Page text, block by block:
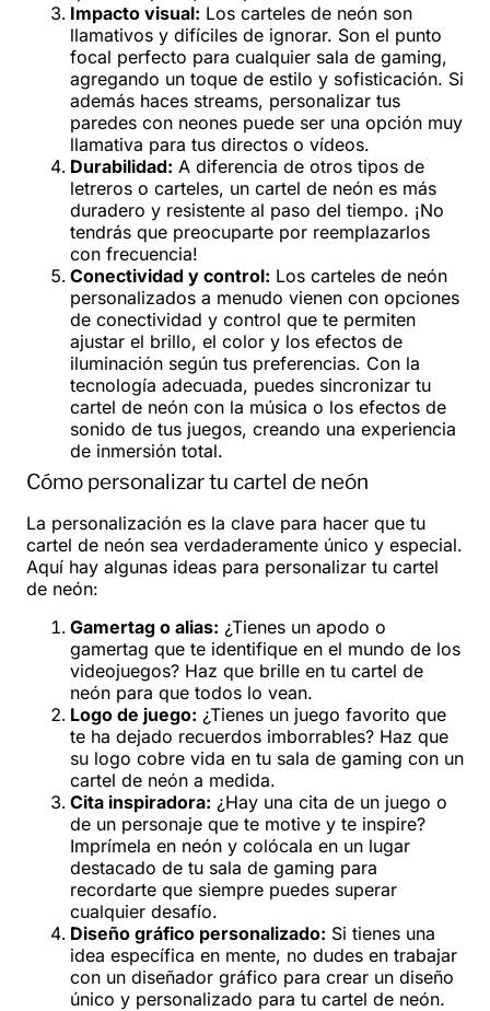
Impacto visual: Los carteles de neón son
llamativos y difíciles de ignorar. Son el punto
focal perfecto para cualquier sala de gaming,
agregando un toque de estilo y sofisticación. Si
además haces streams, personalizar tus
paredes con neones puede ser una opción muy
llamativa para tus directos o vídeos.
Durabilidad: A diferencia de otros tipos de
letreros o carteles, un cartel de neón es más
duradero y resistente al paso del tiempo. ¡No
tendrás que preocuparte por reemplazarlos
con frecuencia!
Conectividad y control: Los carteles de neón
personalizados a menudo vienen con opciones
de conectividad y control que te permiten
ajustar el brillo, el color y los efectos de
iluminación según tus preferencias. Con la
tecnología adecuada, puedes sincronizar tu
cartel de neón con la música o los efectos de
sonido de tus juegos, creando una experiencia
de inmersión total.
Cómo personalizar tu cartel de neón
La personalización es la clave para hacer que tu
cartel de neón sea verdaderamente único y especial.
Aquí hay algunas ideas para personalizar tu cartel
de neón:
Gamertag o alias: ¿Tienes un apodo o
gamertag que te identifique en el mundo de los
videojuegos? Haz que brille en tu cartel de
neón para que todos lo vean.
Logo de juego: ¿Tienes un juego favorito que
te ha dejado recuerdos imborrables? Haz que
su logo cobre vida en tu sala de gaming con un
cartel de neón a medida.
Cita inspiradora: ¿Hay una cita de un juego o
de un personaje que te motive y te inspire?
Imprímela en neón y colócala en un lugar
destacado de tu sala de gaming para
recordarte que siempre puedes superar
cualquier desafío.
Diseño gráfico personalizado: Si tienes una
idea específica en mente, no dudes en trabajar
con un diseñador gráfico para crear un diseño
único y personalizado para tu cartel de neón.